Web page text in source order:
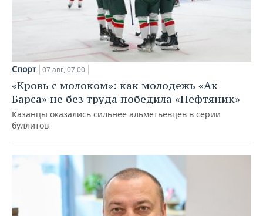
Спорт 07 авг, 07:00
«Кровь с молоком»: как молодежь «Ак
Барса» не без труда победила «Нефтяник»
Казанцы оказались сильнее альметьевцев в серии
буллитов